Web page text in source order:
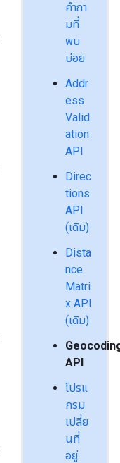
คำถา
มที่
พบ
บ่อย
Addr
ess
Valid
ation
API
Direc
tions
API
(เดิม)
Dista
nce
Matri
x API
(เดิม)
API
โปรแ
กรม
เปลี่ย
นที่
อยู่